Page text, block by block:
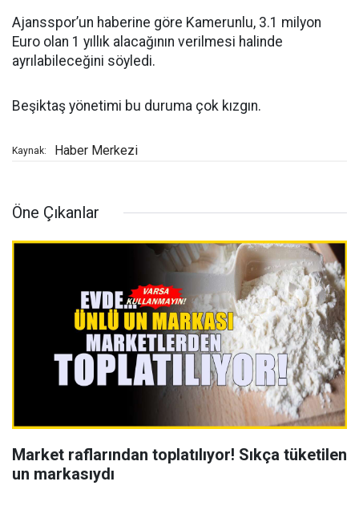
Ajansspor’un haberine göre Kamerunlu, 3.1 milyon
Euro olan 1 yıllık alacağının verilmesi halinde
ayrılabileceğini söyledi.
Beşiktaş yönetimi bu duruma çok kızgın.
Kaynak: Haber Merkezi
Öne Çıkanlar
Market raflarından toplatılıyor! Sıkça tüketilen
un markasıydı